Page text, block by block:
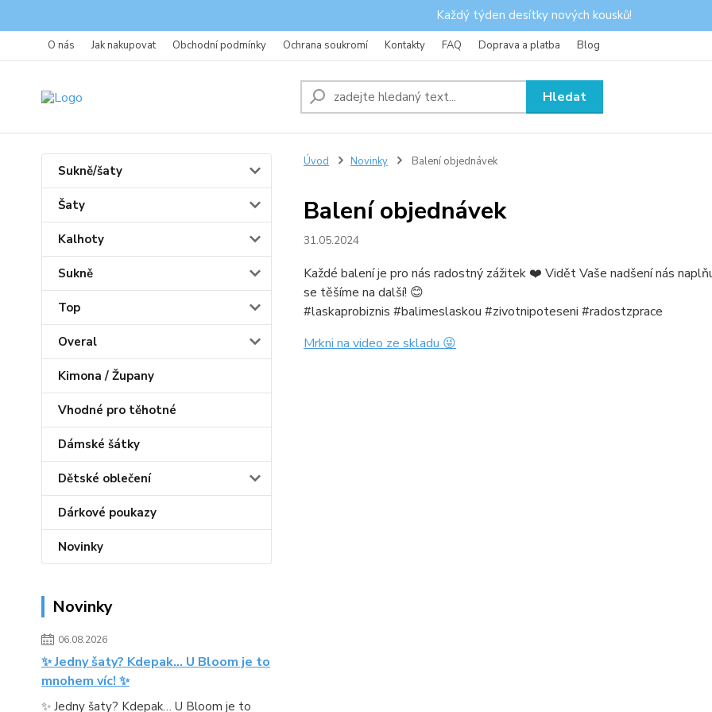
Každý týden desítky nových kousků!
O nás Jak nakupovat Obchodní podmínky Ochrana soukromí Kontakty FAQ Doprava a platba Blog
Hledat
Sukně/šaty
Šaty
Kalhoty
Sukně
Top
Overal
Kimona / Župany
Vhodné pro těhotné
Dámské šátky
Dětské oblečení
Dárkové poukazy
Novinky
Novinky
06.08.2026
✨ Jedny šaty? Kdepak… U Bloom je to
mnohem víc! ✨
✨ Jedny šaty? Kdepak… U Bloom je to
Úvod Novinky Balení objednávek
Balení objednávek
31.05.2024
Každé balení je pro nás radostný zážitek ❤️ Vidět Vaše nadšení nás
se těšíme na další! 😊
#laskaprobiznis #balimeslaskou #zivotnipoteseni #radostzprace
Mrkni na video ze skladu 😜